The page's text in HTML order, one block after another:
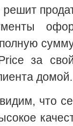
решит
за
домой.
что